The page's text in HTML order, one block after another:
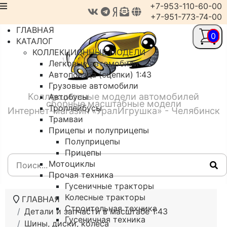
Коллекционные модели автомобилей
сборные масштабные модели
Интернет-магазин «УралИгрушка» - Челябинск
+7-953-110-60-00
+7-951-773-74-00
ГЛАВНАЯ
КАТАЛОГ
КОЛЛЕКЦИОННЫЕ МОДЕЛИ
Легковые автомобили
Автопоезда (сцепки) 1:43
Грузовые автомобили
Автобусы
Троллейбусы
Трамваи
Прицепы и полуприцепы
Полуприцепы
Прицепы
Мотоциклы
Прочая техника
Гусеничные тракторы
Колесные тракторы
Строительная техника
Гусеничная техника
ГЛАВНАЯ
Детали и запчасти в масштабе 1:43
Шины, диски, колеса
0